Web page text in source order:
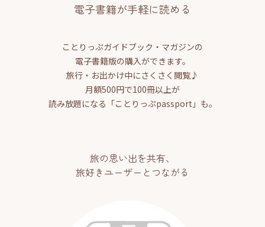
電子書籍が手軽に読める
ことりっぷガイドブック・マガジンの
電子書籍版の購入ができます。
旅行・お出かけ中にさくさく閲覧♪
月額500円で100冊以上が
読み放題になる「ことりっぷpassport」も。
旅の思い出を共有、
旅好きユーザーとつながる